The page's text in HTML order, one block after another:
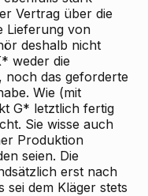
Vertrag über die
Lieferung von
deshalb nicht
weder die
noch das geforderte
Wie (mit
G* letztlich fertig
Sie wisse auch
Produktion
seien. Die
erst nach
sei dem Kläger stets